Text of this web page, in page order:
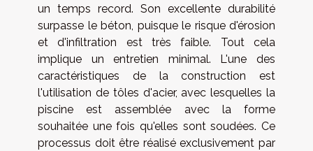
un temps record. Son excellente durabilité
surpasse le béton, puisque le risque d'érosion
et d'infiltration est très faible. Tout cela
implique un entretien minimal. L'une des
caractéristiques de la construction est
l'utilisation de tôles d'acier, avec lesquelles la
piscine est assemblée avec la forme
souhaitée une fois qu'elles sont soudées. Ce
processus doit être réalisé exclusivement par